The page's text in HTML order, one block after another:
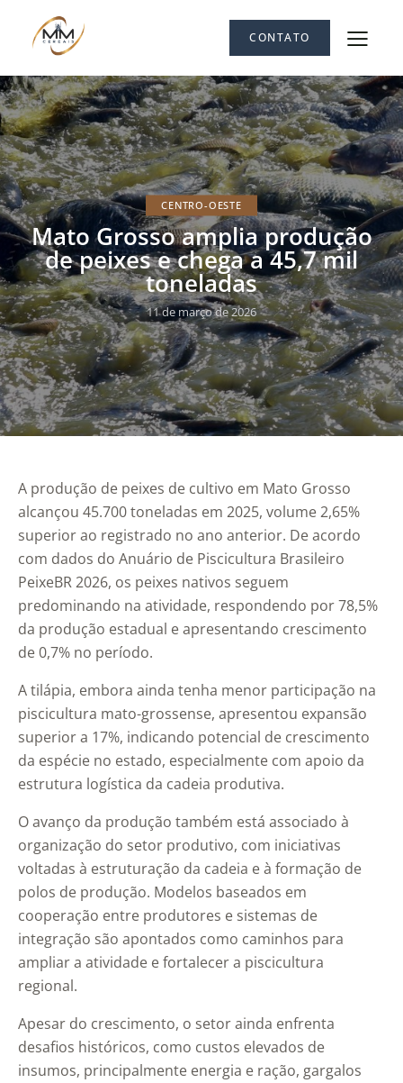
CONTATO
CENTRO-OESTE
Mato Grosso amplia produção
de peixes e chega a 45,7 mil
toneladas
11 de março de 2026
A produção de peixes de cultivo em Mato Grosso
alcançou 45.700 toneladas em 2025, volume 2,65%
superior ao registrado no ano anterior. De acordo
com dados do Anuário de Piscicultura Brasileiro
PeixeBR 2026, os peixes nativos seguem
predominando na atividade, respondendo por 78,5%
da produção estadual e apresentando crescimento
de 0,7% no período.
A tilápia, embora ainda tenha menor participação na
piscicultura mato-grossense, apresentou expansão
superior a 17%, indicando potencial de crescimento
da espécie no estado, especialmente com apoio da
estrutura logística da cadeia produtiva.
O avanço da produção também está associado à
organização do setor produtivo, com iniciativas
voltadas à estruturação da cadeia e à formação de
polos de produção. Modelos baseados em
cooperação entre produtores e sistemas de
integração são apontados como caminhos para
ampliar a atividade e fortalecer a piscicultura
regional.
Apesar do crescimento, o setor ainda enfrenta
desafios históricos, como custos elevados de
insumos, principalmente energia e ração, gargalos